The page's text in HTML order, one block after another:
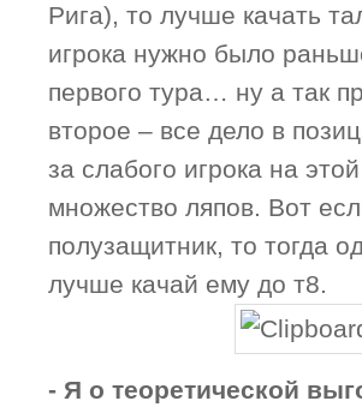
Рига), то лучше качать
игрока нужно было
первого тура… ну а так
второе – все дело в
за слабого игрока на
множество ляпов. Вот
полузащитник, то тогда
лучше качай ему до т8.
- Я о теоретической